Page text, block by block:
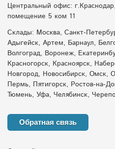
Центральный офис:
помещение 5 ком 11
Склады: Москва, Санкт-
Адыгейск, Артем, Барнаул,
Волгоград, Воронеж,
Красногорск, Красноярск,
Новгород, Новосибирск, Омск,
Пермь, Пятигорск, Ростов-на-
Тюмень, Уфа, Челябинск,
Обратная связь